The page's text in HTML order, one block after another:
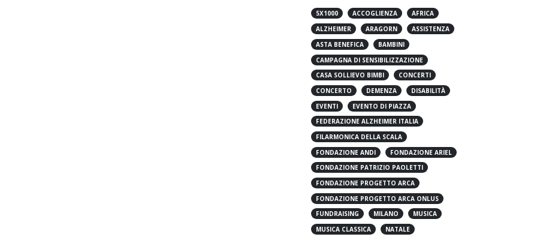
TAG
5X1000 ACCOGLIENZA
AFRICA
ALZHEIMER
ARAGORN
ASTA BENEFICA
BAMBINI
CAMPAGNA DI SENSIBILIZZAZIONE
CASA SOLLIEVO BIMBI
CONCERTI
CONCERTO
DEMENZA
DISABILITÀ
EVENTI
EVENTO DI PIAZZA
FEDERAZIONE ALZHEIMER ITALIA
FILARMONICA DELLA SCALA
FONDAZIONE ANDI
FONDAZIONE ARIEL
FONDAZIONE PATRIZIO PAOLETTI
FONDAZIONE PROGETTO ARCA
FONDAZIONE PROGETTO ARCA ONLUS
FUNDRAISING
MILANO
MUSICA